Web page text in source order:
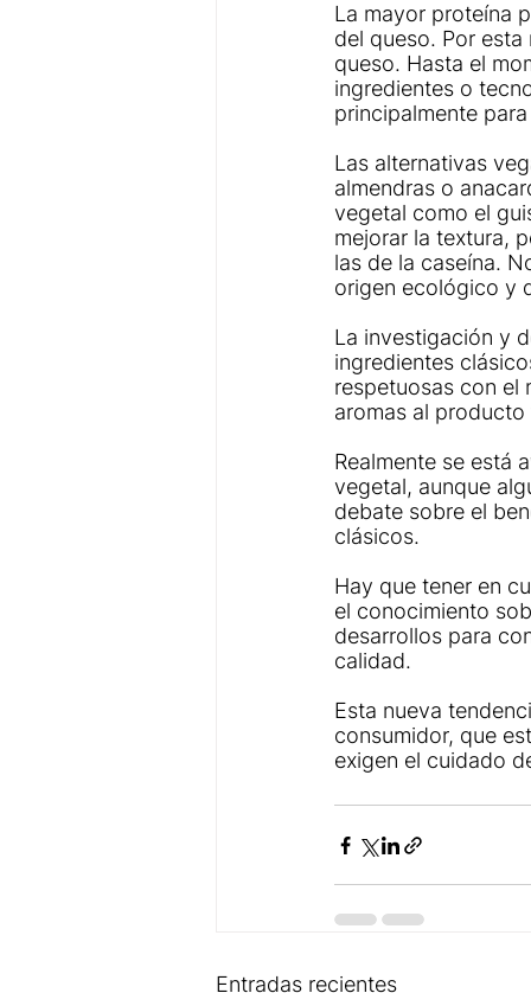
La mayor proteína
del queso. Por
queso. Hasta el
ingredientes o
principalmente
Las alternativas
almendras o
vegetal como el
mejorar la textura,
las de la caseína.
origen ecológico y
La investigación y
ingredientes
respetuosas con el
aromas al producto
Realmente se está
vegetal, aunque
debate sobre el
clásicos.
Hay que tener en
el conocimiento
desarrollos para
calidad.
Esta nueva
consumidor, que
exigen el cuidado
Entradas recientes